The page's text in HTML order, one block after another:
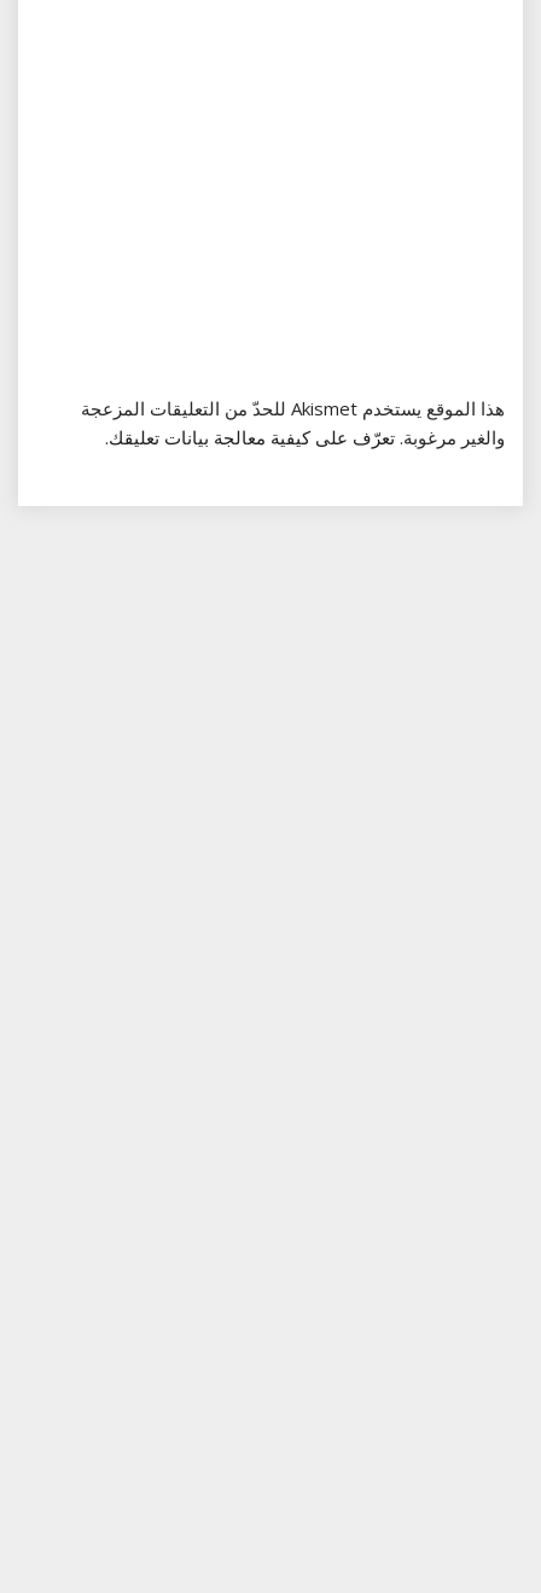
هذا الموقع يستخدم Akismet للحدّ من التعليقات المزعجة
والغير مرغوبة. تعرّف على كيفية معالجة بيانات تعليقك.